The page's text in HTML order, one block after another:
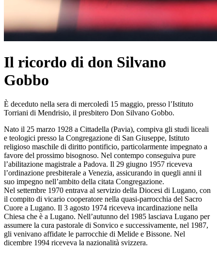
Il ricordo di don Silvano
Gobbo
È deceduto nella sera di mercoledì 15 maggio, presso l’Istituto
Torriani di Mendrisio, il presbitero Don Silvano Gobbo.
Nato il 25 marzo 1928 a Cittadella (Pavia), compiva gli studi liceali
e teologici presso la Congregazione di San Giuseppe, Istituto
religioso maschile di diritto pontificio, particolarmente impegnato a
favore del prossimo bisognoso. Nel contempo conseguiva pure
l’abilitazione magistrale a Padova. Il 29 giugno 1957 riceveva
l’ordinazione presbiterale a Venezia, assicurando in quegli anni il
suo impegno nell’ambito della citata Congregazione.
Nel settembre 1970 entrava al servizio della Diocesi di Lugano, con
il compito di vicario cooperatore nella quasi-parrocchia del Sacro
Cuore a Lugano. Il 3 agosto 1974 riceveva incardinazione nella
Chiesa che è a Lugano. Nell’autunno del 1985 lasciava Lugano per
assumere la cura pastorale di Sonvico e successivamente, nel 1987,
gli venivano affidate le parrocchie di Melide e Bissone. Nel
dicembre 1994 riceveva la nazionalità svizzera.